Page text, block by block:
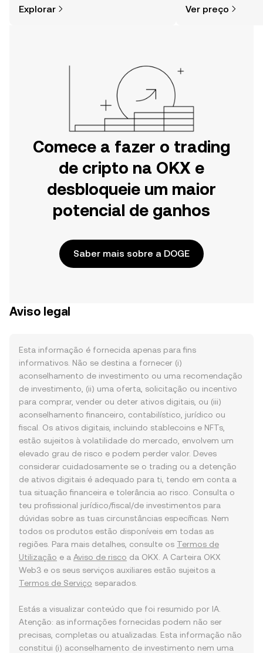
Começa a tua viagem na aplicação
Explorar
mais.
Ver preço
Comece a fazer o trading
de cripto na OKX e
desbloqueie um maior
potencial de ganhos
Saber mais sobre a DOGE
Aviso legal
Esta informação é fornecida apenas para fins
informativos. Não se destina a fornecer (i)
aconselhamento de investimento ou uma recomendação
de investimento, (ii) uma oferta, solicitação ou incentivo
para comprar, vender ou deter ativos digitais, ou (iii)
aconselhamento financeiro, contabilístico, jurídico ou
fiscal. Os ativos digitais, incluindo stablecoins e NFTs,
estão sujeitos à volatilidade do mercado, envolvem um
elevado grau de risco e podem perder valor. Deves
considerar cuidadosamente se o trading ou a detenção
de ativos digitais é adequado para ti, tendo em conta a
tua situação financeira e tolerância ao risco. Consulta o
teu profissional jurídico/fiscal/de investimentos para
dúvidas sobre as tuas circunstâncias específicas. Nem
todos os produtos estão disponíveis em todas as
regiões. Para mais detalhes, consulte os Termos de
Utilização e a Aviso de risco da OKX. A Carteira OKX
Web3 e os seus serviços auxiliares estão sujeitos a
Termos de Serviço separados.
Estás a visualizar conteúdo que foi resumido por IA.
Atenção: as informações fornecidas podem não ser
precisas, completas ou atualizadas. Esta informação não
constitui (i) aconselhamento de investimento nem uma